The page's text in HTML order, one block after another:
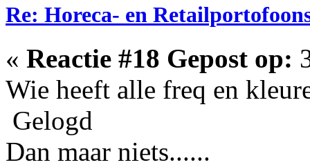
Re: Horeca- en
« Reactie #18 Gepost op:
Wie heeft alle freq en
Gelogd
Dan maar niets......